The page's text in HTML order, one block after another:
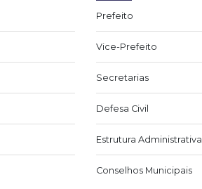
Prefeito
Vice-Prefeito
Secretarias
Defesa Civil
Estrutura Administrativa
Conselhos Municipais